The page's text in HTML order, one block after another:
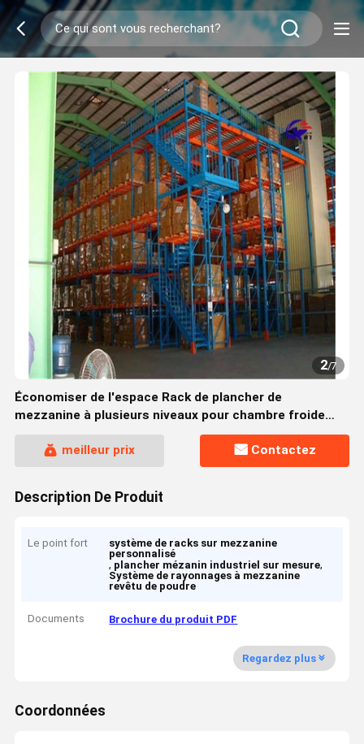
2/7
Économiser de l'espace Rack de plancher de
mezzanine à plusieurs niveaux pour chambre froide
meilleur prix
Contactez
Description De Produit
Le point fort
système de racks sur mezzanine
personnalisé
, plancher mézanin industriel sur mesure,
Système de rayonnages à mezzanine
revêtu de poudre
Documents Brochure du produit PDF
Regardez plus
Coordonnées